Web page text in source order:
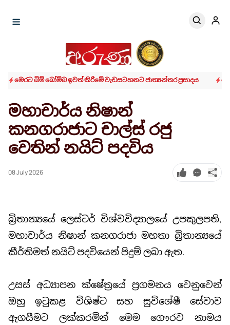
මෙරට බිම් බෝම්බ ඉවත් කිරීමේ වැඩසටහනට ජාත්‍යන්තර ප්‍රසාදය
මහාචාර්ය නිෂාන්
කනගරාජාට චාල්ස් රජු
වෙතින් නයිට් පදවිය
08 July 2026
බ්‍රිතාන්‍යයේ ලෙස්ටර් විශ්වවිද්‍යාලයේ උපකුලපති,
මහාචාර්ය නිෂාන් කනගරාජා මහතා බ්‍රිතාන්‍යයේ
කීර්තිමත් නයිට් පදවියෙන් පිදුම් ලබා ඇත.
උසස් අධ්‍යාපන ක්ෂේත්‍රයේ ප්‍රගමනය වෙනුවෙන්
ඔහු ඉටුකළ විශිෂ්ට සහ සුවිශේෂී සේවාව
ඇගයීමට ලක්කරමින් මෙම ගෞරව නාමය